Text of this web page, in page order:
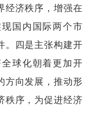
经济秩序，增强在
国内国际两个市
。四是主张构建开
球化朝着更加开
方向发展，推动形
秩序，为促进经济